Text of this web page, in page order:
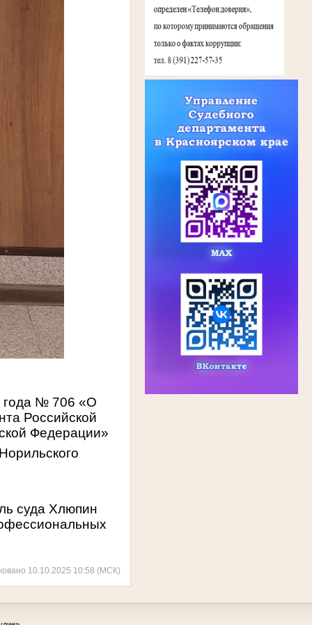
года № 706 «О
Российской
Федерации»
суда Хлюпин
10.10.2025 10:58 (МСК)